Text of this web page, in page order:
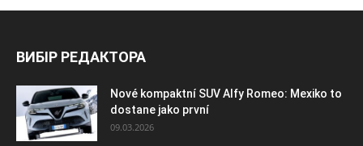
ВИБІР РЕДАКТОРА
Nové kompaktní SUV Alfy Romeo: Mexiko to
dostane jako první
09.03.2026